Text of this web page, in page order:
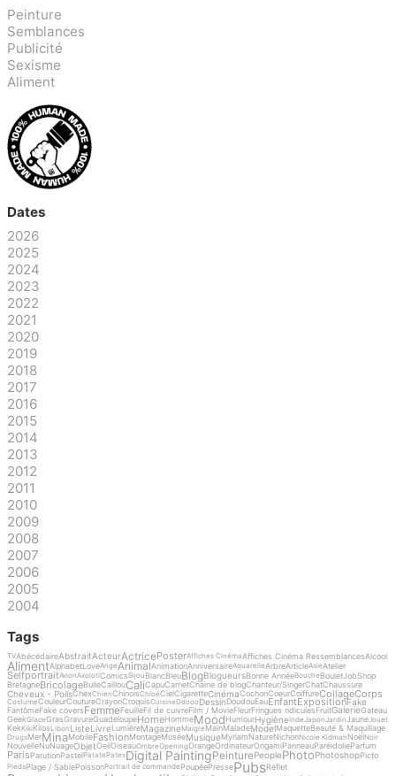
Peinture
Semblances
Publicité
Sexisme
Aliment
Dates
2026
2025
2024
2023
2022
2021
2020
2019
2018
2017
2016
2015
2014
2013
2012
2011
2010
2009
2008
2007
2006
2005
2004
Tags
TVAbécédaireAbstraitActeurActricePosterAffiches CinémaAffiches Cinéma RessemblancesAlcool
AlimentAlphabetLoveAnge AnimalAnimationAnniversaireAquarelleArbreArticleAsieAtelier
SelfportraitAvionAxolotlComicsBijou BlancBleuBlogBlogueursBonne AnnéeBouche BouletJobShop
BretagneBricolageBulleCaillouCaliCapuCarnetChaine de blogChanteur/SingerChatChaussure
Cheveux - PoilsChexChienChinoisChloéCielCigaretteCinémaCochonCoeurCoiffureCollageCorps
CostumeCouleurCoutureCrayonCroquisCuisineDdoooDessinDoudouEauEnfantExpositionFake
FantômeFake coversFemmeFeuilleFil de cuivreFilm / MovieFleurFringues ridiculesFruitGalerieGateau
GeekGlaceGrasGravureGuadeloupeHomeHommeMoodHumourHygièneInde Japon JardinJaune Jouet
KekKikiKilosLibon ListeLivreLumièreMagazineMaigre MainMaladeModelMaquetteBeauté & Maquillage
DrugsMerMinaMobileFashionMontageMuséeMusiqueMyriamNatureNichonNicole Kidman NoëlNoir
NouvelleNuNuageObjetOeilOiseauOmbreOpeningOrangeOrdinateurOrigamiPanneauParéidolieParfum
ParisParutionPastelPatatePatesDigital PaintingPeinturePeoplePhotoPhotoshopPicto
PiedsPlage / SablePoissonPortrait de commande PoupéePressePubsReflet